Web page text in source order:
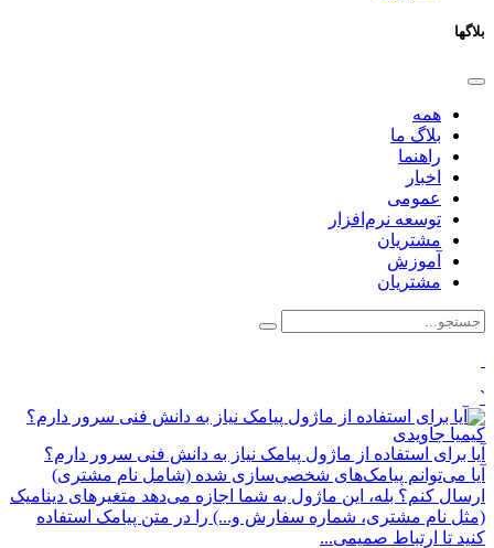
بلاگها
همه
بلاگ ما
راهنما
اخبار
عمومی
توسعه نرم‌افزار ​
مشتریان
آموزش
مشتریان
`
کیمیا جاویدی
آیا برای استفاده از ماژول پیامک نیاز به دانش فنی سرور دارم؟
​آیا می‌توانم پیامک‌های شخصی‌سازی شده (شامل نام مشتری)
ارسال کنم؟​​ بله، این ماژول به شما اجازه می‌دهد متغیرهای دینامیک
(مثل نام مشتری، شماره سفارش و...) را در متن ​پیامک استفاده
کنید تا ارتباط صمیمی‌...